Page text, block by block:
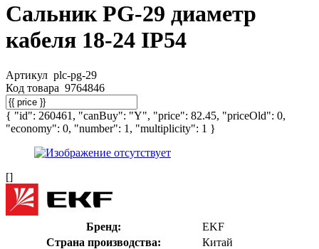
Сальник PG-29 диаметр
кабеля 18-24 IP54
Артикул plc-pg-29
Код товара 9764846
{ "id": 260461, "canBuy": "Y", "price": 82.45, "priceOld": 0,
"economy": 0, "number": 1, "multiplicity": 1 }
[]
Бренд:
EKF
Страна производства:
Китай